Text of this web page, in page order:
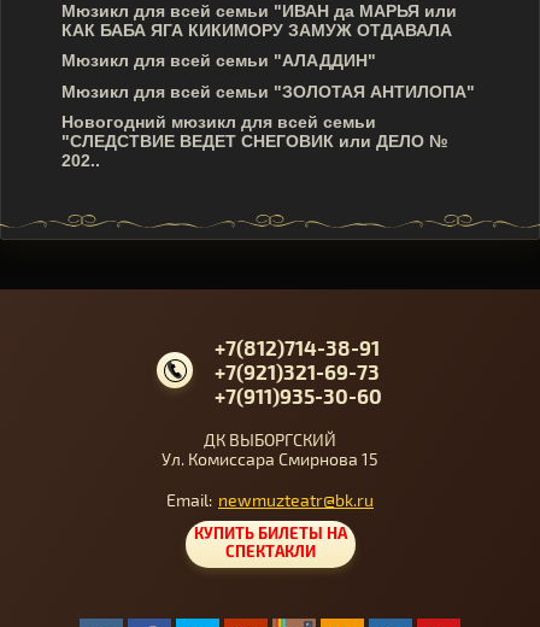
Мюзикл для всей семьи "ИВАН да МАРЬЯ или
КАК БАБА ЯГА КИКИМОРУ ЗАМУЖ ОТДАВАЛА
Мюзикл для всей семьи "АЛАДДИН"
Мюзикл для всей семьи "ЗОЛОТАЯ АНТИЛОПА"
Новогодний мюзикл для всей семьи
"СЛЕДСТВИЕ ВЕДЕТ СНЕГОВИК или ДЕЛО №
202..
+7(812)714-38-91
+7(921)321-69-73
+7(911)935-30-60
ДК ВЫБОРГСКИЙ
Ул. Комиссара Смирнова 15
Email: newmuzteatr@bk.ru
КУПИТЬ БИЛЕТЫ НА
СПЕКТАКЛИ